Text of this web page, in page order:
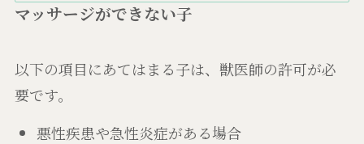
マッサージができない子
以下の項目にあてはまる子は、獣医師の許可が必
要です。
悪性疾患や急性炎症がある場合